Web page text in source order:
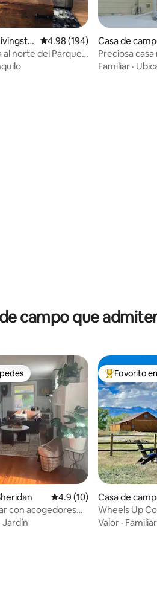
6 evaluacionesCalificación promedio: 4.98
4.98 (194)
norte del Parque
Casa de
e
Preciosa
Creek
Familiar ·
evaluaciones
campo que
evaluaciones
Calificación promedio:
4.9 (10)
con acogedores
Jardín
De los
Favorito
Casa de
Wheels Up
¡LAS VISTAS!
Valor · Familiar